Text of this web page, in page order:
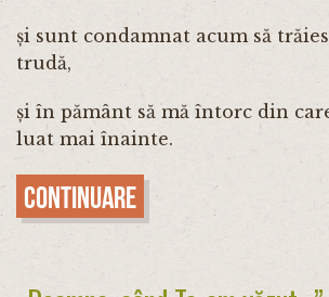
și sunt condamnat acum să
trudă,
și în pământ să mă întorc din
luat mai înainte.
Continuare